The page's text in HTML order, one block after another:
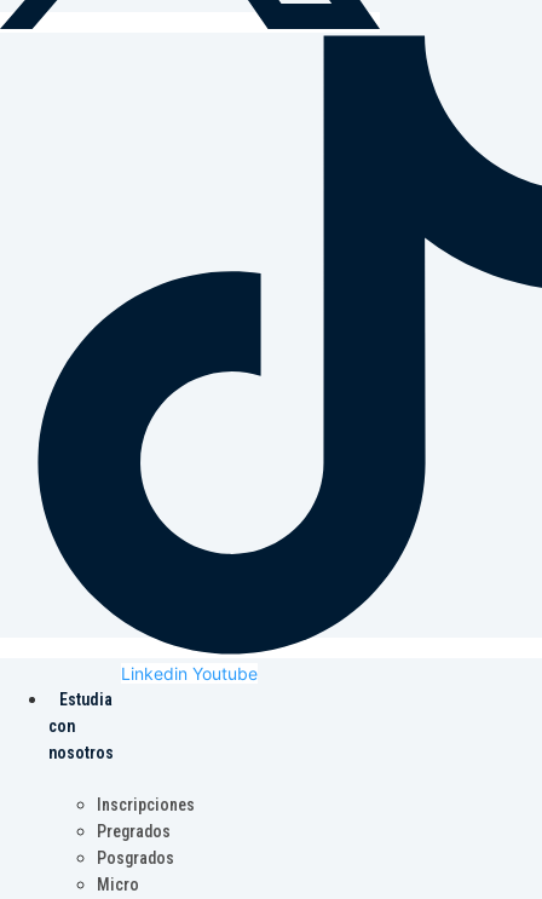
Linkedin Youtube
Estudia
con
nosotros
Inscripciones
Pregrados
Posgrados
Micro